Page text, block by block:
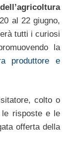
al 22 giugno,
tutti i curiosi
la
produttore e
colto o
risposte e le
offerta della